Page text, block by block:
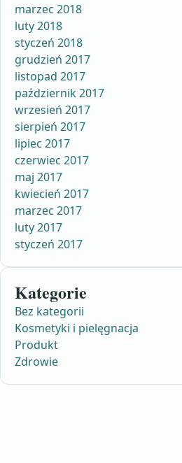
marzec 2018
luty 2018
styczeń 2018
grudzień 2017
listopad 2017
październik 2017
wrzesień 2017
sierpień 2017
lipiec 2017
czerwiec 2017
maj 2017
kwiecień 2017
marzec 2017
luty 2017
styczeń 2017
Kategorie
Bez kategorii
Kosmetyki i pielęgnacja
Produkt
Zdrowie